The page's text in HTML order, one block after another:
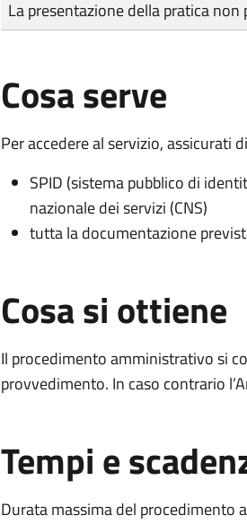
La presentazione della pratica
Cosa serve
Per accedere al servizio, assicurati
SPID (sistema pubblico di
nazionale dei servizi (CNS)
tutta la documentazione
Cosa si ottiene
Il procedimento amministrativo si
provvedimento. In caso contrario
Tempi e
Durata massima del procedimento